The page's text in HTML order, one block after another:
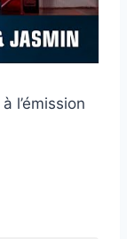
à l’émission